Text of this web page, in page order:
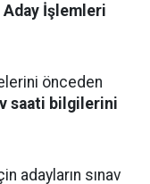
Aday İşlemleri
önceden
saati bilgilerini
adayların sınav